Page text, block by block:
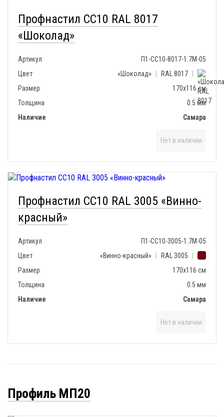
Профнастил СС10 RAL 8017
«Шоколад»
Артикул
П1-СС10-8017-1.7М-05
Цвет
«Шоколад» RAL 8017
Размер
170х116 см
Толщина
0.5 мм
Наличие
Самара
Нет в наличии
Профнастил СС10 RAL 3005 «Винно-
красный»
Артикул
П1-СС10-3005-1.7М-05
Цвет
«Винно-красный» RAL 3005
Размер
170х116 см
Толщина
0.5 мм
Наличие
Самара
Нет в наличии
Профиль МП20